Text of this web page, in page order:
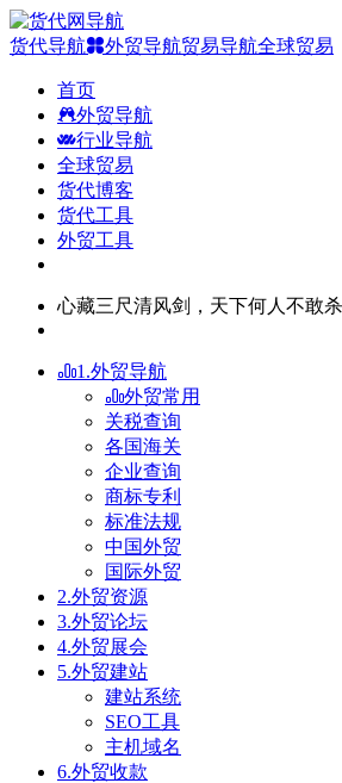
货代导航 外贸导航贸易导航全球贸易
首页
外贸导航
行业导航
全球贸易
货代博客
货代工具
外贸工具
心藏三尺清风剑，天下何人不敢杀
1.外贸导航
外贸常用
关税查询
各国海关
企业查询
商标专利
标准法规
中国外贸
国际外贸
2.外贸资源
3.外贸论坛
4.外贸展会
5.外贸建站
建站系统
SEO工具
主机域名
6.外贸收款